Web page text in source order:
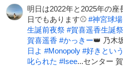
明日は2022年と2025年の
日でもあります⚾️ #神宮球場
生誕前夜祭 #賀喜遥香生誕祭
賀喜遥香 #かっきー👑 乃木
日よ #Monopoly #好きとい
叱られた #Isee...センター